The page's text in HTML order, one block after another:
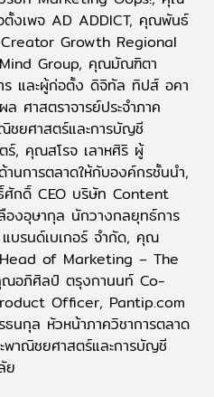
งเพจ AD ADDICT, คุณพันธ์
Growth Regional
Group, คุณมัณฑิตา
ร และผู้ก่อตั้ง ดิจิทัล ทิปส์ อคา
ศาสตราจารย์ประจำภาค
ชยศาสตร์และการบัญชี
ร์, คุณสโรจ เลาหศิริ ผู้
นการตลาดให้กับองค์กรชั้นนำ,
กดิ์ CEO บริษัท Content
งอุษากุล นักวางกลยุทธ์การ
บรนด์เบเกอร์ จำกัด, คุณ
of Marketing – The
อภิศิลป์ ตรุงกานนท์ Co-
Officer, Pantip.com
นกุล หัวหน้าภาควิชาการตลาด
พาณิชยศาสตร์และการบัญชี
ย